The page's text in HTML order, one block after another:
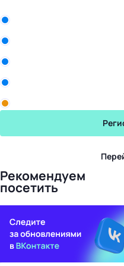
Рекомендуем
посетить